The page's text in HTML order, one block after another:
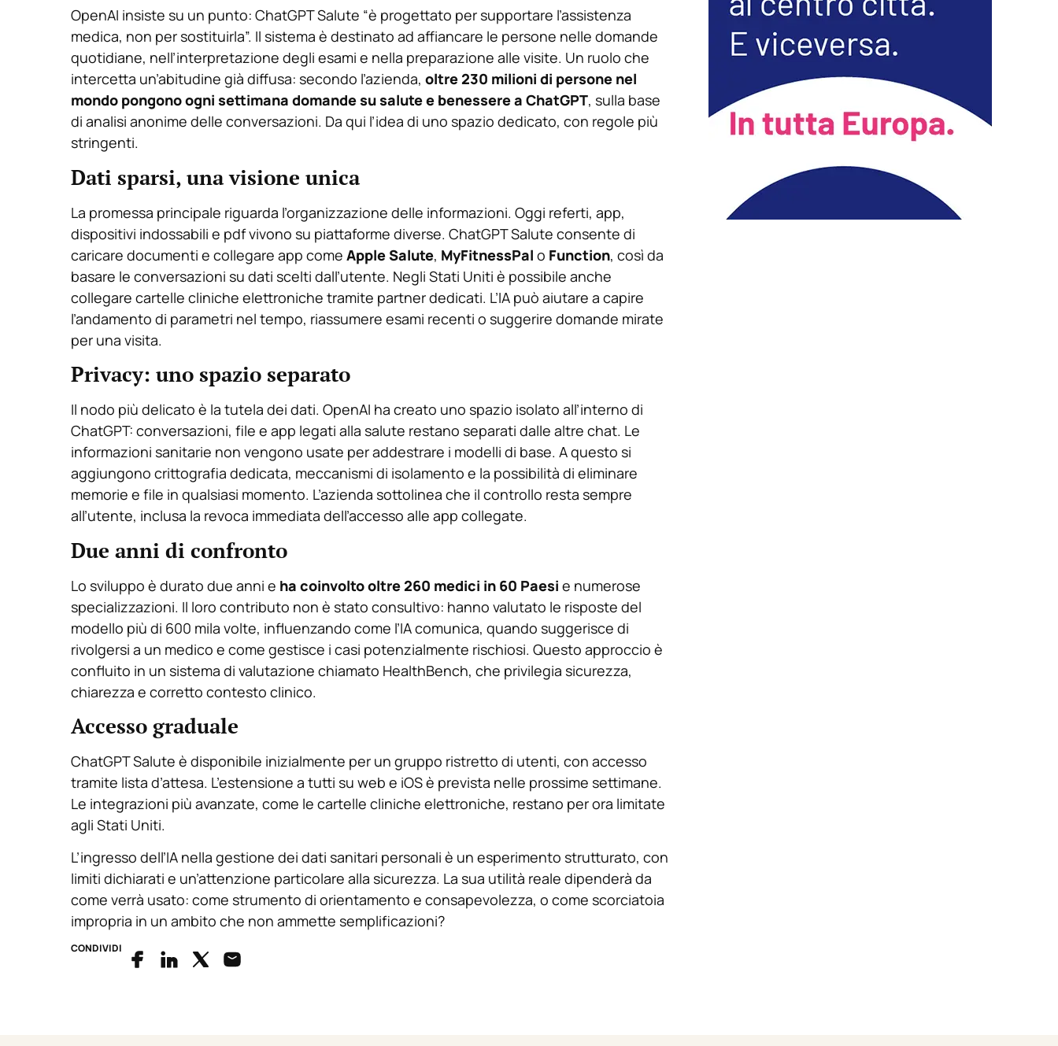
OpenAI insiste su un punto: ChatGPT Salute “è progettato per supportare l’assistenza
medica, non per sostituirla”. Il sistema è destinato ad affiancare le persone nelle domande
quotidiane, nell’interpretazione degli esami e nella preparazione alle visite. Un ruolo che
intercetta un’abitudine già diffusa: secondo l’azienda, oltre 230 milioni di persone nel
mondo pongono ogni settimana domande su salute e benessere a ChatGPT, sulla base
di analisi anonime delle conversazioni. Da qui l’idea di uno spazio dedicato, con regole più
stringenti.
Dati sparsi, una visione unica
La promessa principale riguarda l’organizzazione delle informazioni. Oggi referti, app,
dispositivi indossabili e pdf vivono su piattaforme diverse. ChatGPT Salute consente di
caricare documenti e collegare app come Apple Salute, MyFitnessPal o Function, così da
basare le conversazioni su dati scelti dall’utente. Negli Stati Uniti è possibile anche
collegare cartelle cliniche elettroniche tramite partner dedicati. L’IA può aiutare a capire
l’andamento di parametri nel tempo, riassumere esami recenti o suggerire domande mirate
per una visita.
Privacy: uno spazio separato
Il nodo più delicato è la tutela dei dati. OpenAI ha creato uno spazio isolato all’interno di
ChatGPT: conversazioni, file e app legati alla salute restano separati dalle altre chat. Le
informazioni sanitarie non vengono usate per addestrare i modelli di base. A questo si
aggiungono crittografia dedicata, meccanismi di isolamento e la possibilità di eliminare
memorie e file in qualsiasi momento. L’azienda sottolinea che il controllo resta sempre
all’utente, inclusa la revoca immediata dell’accesso alle app collegate.
Due anni di confronto
Lo sviluppo è durato due anni e ha coinvolto oltre 260 medici in 60 Paesi e numerose
specializzazioni. Il loro contributo non è stato consultivo: hanno valutato le risposte del
modello più di 600 mila volte, influenzando come l’IA comunica, quando suggerisce di
rivolgersi a un medico e come gestisce i casi potenzialmente rischiosi. Questo approccio è
confluito in un sistema di valutazione chiamato HealthBench, che privilegia sicurezza,
chiarezza e corretto contesto clinico.
Accesso graduale
ChatGPT Salute è disponibile inizialmente per un gruppo ristretto di utenti, con accesso
tramite lista d’attesa. L’estensione a tutti su web e iOS è prevista nelle prossime settimane.
Le integrazioni più avanzate, come le cartelle cliniche elettroniche, restano per ora limitate
agli Stati Uniti.
L’ingresso dell’IA nella gestione dei dati sanitari personali è un esperimento strutturato, con
limiti dichiarati e un’attenzione particolare alla sicurezza. La sua utilità reale dipenderà da
come verrà usato: come strumento di orientamento e consapevolezza, o come scorciatoia
impropria in un ambito che non ammette semplificazioni?
CONDIVIDI